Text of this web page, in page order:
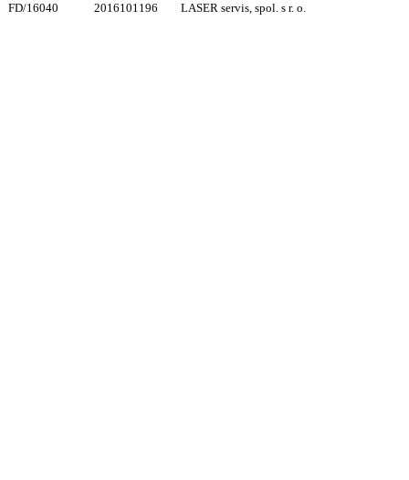
FD/16040
2016101196 LASER servis, spol. s r. o.